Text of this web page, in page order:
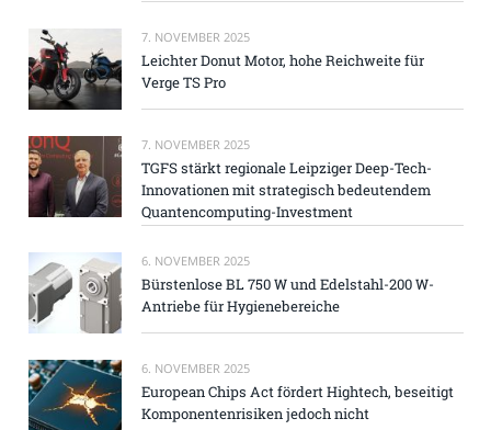
7. NOVEMBER 2025
Leichter Donut Motor, hohe Reichweite für
Verge TS Pro
7. NOVEMBER 2025
TGFS stärkt regionale Leipziger Deep-Tech-
Innovationen mit strategisch bedeutendem
Quantencomputing-Investment
6. NOVEMBER 2025
Bürstenlose BL 750 W und Edelstahl-200 W-
Antriebe für Hygienebereiche
6. NOVEMBER 2025
European Chips Act fördert Hightech, beseitigt
Komponentenrisiken jedoch nicht